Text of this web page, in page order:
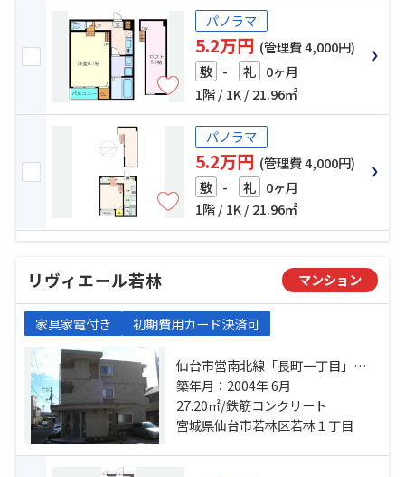
パノラマ
5.2万円 (管理費 4,000円)
敷 - 礼 0ヶ月
1階 / 1K / 21.96㎡
パノラマ
5.2万円 (管理費 4,000円)
敷 - 礼 0ヶ月
1階 / 1K / 21.96㎡
リヴィエール若林 マンション
家具家電付き 初期費用カード決済可
仙台市営南北線「長町一丁目」
駅 徒歩11分 仙台市営南北線「河原
町」駅 徒歩14分 東北本線「長町」
駅 徒歩22分
築年月：2004年 6月
27.20㎡/鉄筋コンクリート
宮城県仙台市若林区若林１丁目